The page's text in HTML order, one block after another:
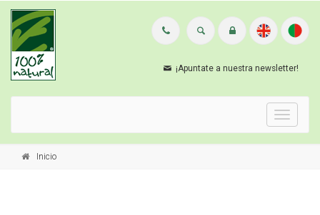
¡Apuntate a nuestra newsletter!
Menu
Inicio